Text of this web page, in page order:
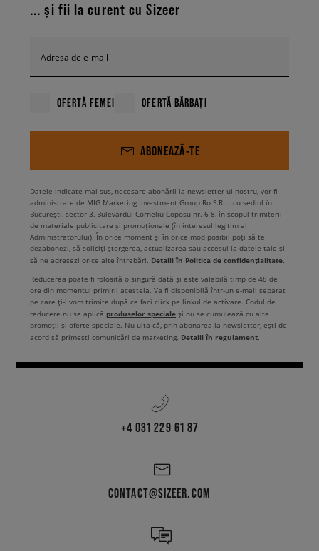
... și fii la curent cu Sizeer
Adresa de e-mail
OFERTĂ FEMEI OFERTĂ BĂRBAȚI
ABONEAZĂ-TE
Datele indicate mai sus, necesare abonării la newsletter-ul nostru, vor fi
administrate de MIG Marketing Investment Group Ro S.R.L. cu sediul în
București, sector 3, Bulevardul Corneliu Coposu nr. 6-8, în scopul trimiterii
de materiale publicitare și promoționale (în interesul legitim al
Administratorului). În orice moment și în orice mod posibil poți să te
dezabonezi, să soliciți ștergerea, actualizarea sau accesul la datele tale și
să ne adresezi orice alte întrebări. Detalii în Politica de confidențialitate.
Reducerea poate fi folosită o singură dată și este valabilă timp de 48 de
ore din momentul primirii acesteia. Va fi disponibilă într-un e-mail separat
pe care ți-l vom trimite după ce faci click pe linkul de activare. Codul de
reducere nu se aplică produselor speciale și nu se cumulează cu alte
promoții și oferte speciale. Nu uita că, prin abonarea la newsletter, ești de
acord să primești comunicări de marketing. Detalii în regulament.
+4 031 229 61 87
CONTACT@SIZEER.COM